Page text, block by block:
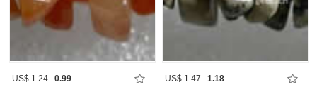
US$ 1.24 0.99 US$ 1.47 1.18